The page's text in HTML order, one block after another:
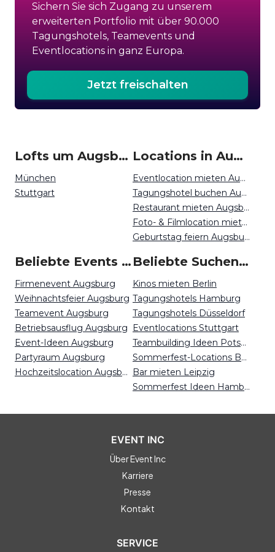
Sichern Sie sich Zugang zu unserem
erweiterten Portfolio mit über 90.000
Tagungshotels, Teamevents und
Eventlocations in ganz Europa.
Jetzt freischalten
Lofts um Augsburg
München
Stuttgart
Locations in Augsburg mieten
Eventlocation mieten Augsburg
Tagungshotel buchen Augsburg
Restaurant mieten Augsburg
Foto- & Filmlocation mieten Augsburg
Geburtstag feiern Augsburg
Beliebte Events in Augsburg
Firmenevent Augsburg
Weihnachtsfeier Augsburg
Teamevent Augsburg
Betriebsausflug Augsburg
Event-Ideen Augsburg
Partyraum Augsburg
Hochzeitslocation Augsburg
Beliebte Suchen auf Event Inc
Kinos mieten Berlin
Tagungshotels Hamburg
Tagungshotels Düsseldorf
Eventlocations Stuttgart
Teambuilding Ideen Potsdam
Sommerfest-Locations Bonn
Bar mieten Leipzig
Sommerfest Ideen Hamburg
EVENT INC
Über Event Inc
Karriere
Presse
Kontakt
SERVICE